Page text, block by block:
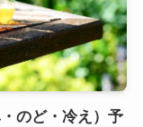
のど・冷え）予